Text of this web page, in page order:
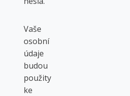
Vaše
osobní
údaje
budou
použity
ke